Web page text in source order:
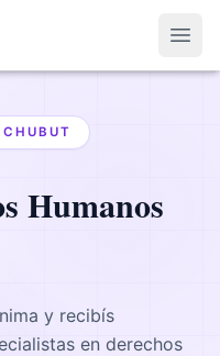
CHUBUT
Humanos
y recibís
en derechos